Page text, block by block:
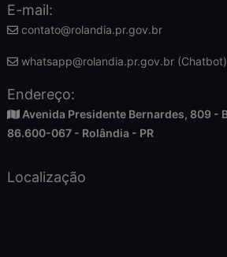
E-mail:
contato@rolandia.pr.gov.br
whatsapp@rolandia.pr.gov.br (Chatbot)
Endereço:
Avenida Presidente Bernardes, 809 -
86.600-067 - Rolândia - PR
Localização